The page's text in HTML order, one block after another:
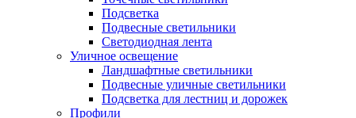
Подсветка
Подвесные светильники
Светодиодная лента
Уличное освещение
Ландшафтные светильники
Подвесные уличные светильники
Подсветка для лестниц и дорожек
Профили